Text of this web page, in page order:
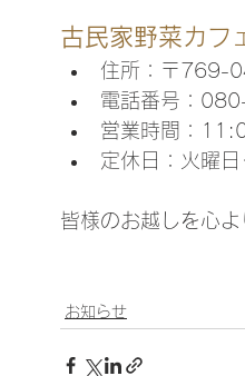
古民家野菜カフ
住所：〒769-
電話番号：
営業時間：
定休日：火曜日
皆様のお越しを心よ
お知らせ